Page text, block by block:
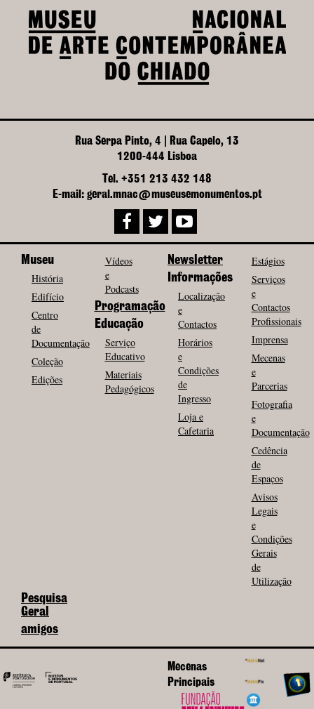
Rua Serpa Pinto, 4 | Rua Capelo, 13
1200-444 Lisboa
Tel. +351 213 432 148
E-mail: geral.mnac@museusemonumentos.pt
Museu
História
Edifício
Centro
de
Documentação
Coleção
Edições
Vídeos
e
Podcasts
Programação
Educação
Serviço
Educativo
Materiais
Pedagógicos
Newsletter
Informações
Localização
e
Contactos
Horários
e
Condições
de
Ingresso
Loja e
Cafetaria
Estágios
Serviços
e
Contactos
Profissionais
Imprensa
Mecenas
e
Parcerias
Fotografia
e
Documentação
Cedência
de
Espaços
Avisos
Legais
e
Condições
Gerais
de
Utilização
Pesquisa
Geral
amigos
Mecenas
Principais